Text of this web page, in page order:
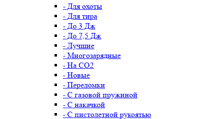
- Для охоты
- Для тира
- До 3 Дж
- До 7,5 Дж
- Лучшие
- Многозарядные
- На CO2
- Новые
- Переломки
- С газовой пружиной
- С накачкой
- С пистолетной рукоятью